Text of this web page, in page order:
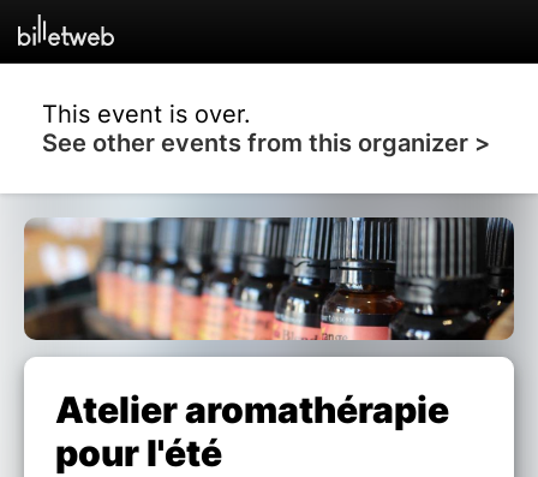
This event is over.
See other events from this organizer >
Atelier aromathérapie
pour l'été